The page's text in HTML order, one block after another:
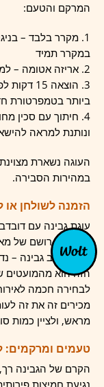
המרקם והטעם:
מקרר בלבד –
במקרר תמיד
אריזה אטומה –
הוצאה
ביותר בטמפרטורת
חיתוך עם סכין
ונותנת למראה
במהירות הסבירה.
הזמנה לשולחן או
עוגת גבינה עם
משאירה רושם של
שלא אוהב גבינה –
הזה הוא מהמועטים
לבחירה חכמה
מכירים זה את זה
מראש, ולציין כמות
טעמים ומרקמים:
הקרם של הגבינה